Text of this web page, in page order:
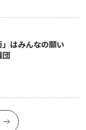
はみんなの願い